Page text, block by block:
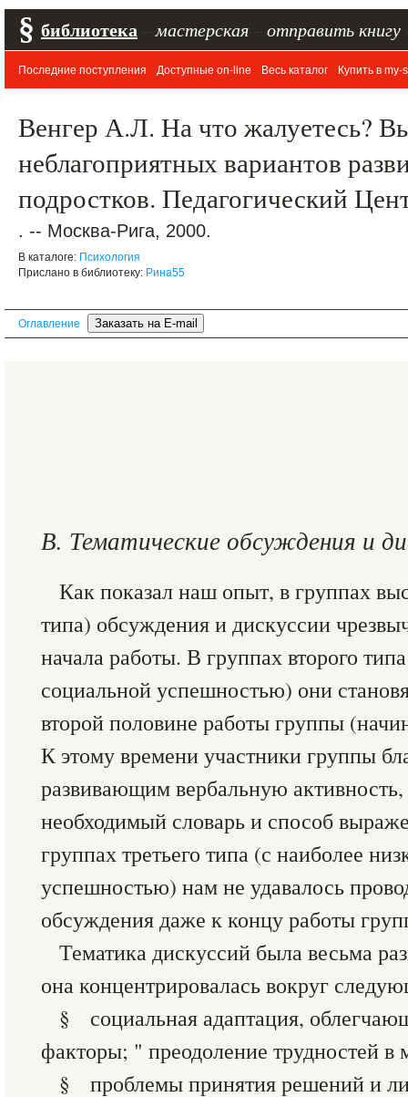
§ библиотека мастерская отправить книгу
Последние поступления Доступные on-line Весь каталог Купить в my-
Венгер А.Л. На что жалуетесь?
неблагоприятных вариантов
подростков. Педагогический
. -- Москва-Рига, 2000.
В каталоге: Психология
Прислано в библиотеку: Рина55
Оглавление
В. Тематические обсуждения и
Как показал наш опыт, в группах
типа) обсуждения и дискуссии
начала работы. В группах второго
социальной успешностью) они
второй половине работы группы
К этому времени участники группы
развивающим вербальную
необходимый словарь и способ
группах третьего типа (с наиболее
успешностью) нам не удавалось
обсуждения даже к концу работы
Тематика дискуссий была весьма
она концентрировалась вокруг
§ социальная адаптация,
факторы; " преодоление трудностей
§ проблемы принятия решений и